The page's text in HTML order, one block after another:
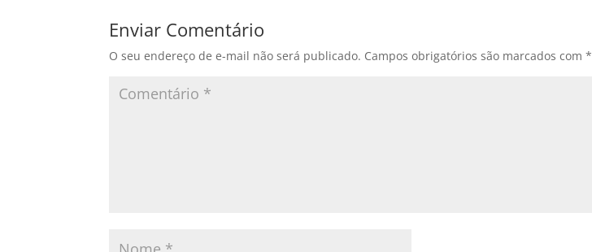
Enviar Comentário
O seu endereço de e-mail não será publicado. Campos obrigatórios são marcados com*